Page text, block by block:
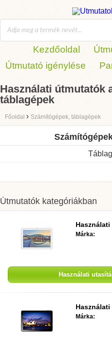
Kezdőoldal
Útmutató igénylése
Használati útmutatók
táblagépek
Főoldal › Számítógépek, táblagépek
Útmutatók kategóriákban
Márka:
Használati
Márka: